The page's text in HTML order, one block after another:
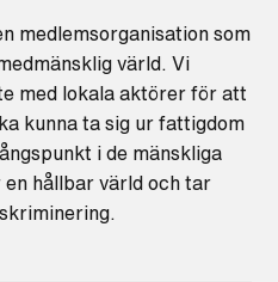
medlemsorganisation som
värld. Vi
med lokala aktörer för att
kunna ta sig ur fattigdom
i de mänskliga
hållbar värld och tar